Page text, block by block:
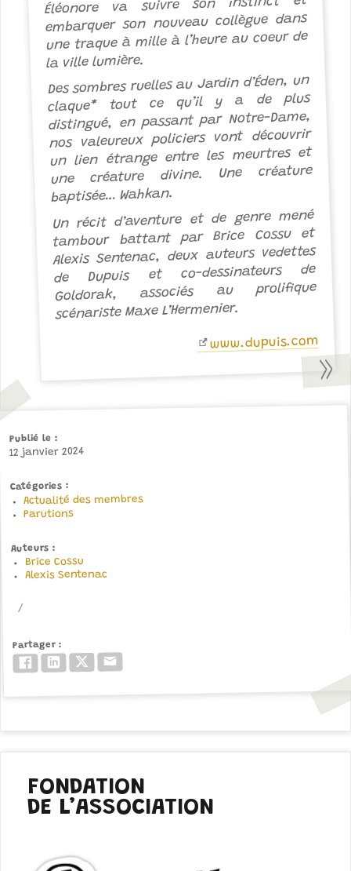
Éléonore va suivre son instinct et
embarquer son nouveau collègue dans
une traque à mille à l’heure au coeur de
la ville lumière.
Des sombres ruelles au Jardin d’Éden, un
claque* tout ce qu’il y a de plus
distingué, en passant par Notre-Dame,
nos valeureux policiers vont découvrir
un lien étrange entre les meurtres et
une créature divine. Une créature
baptisée… Wahkan.
Un récit d’aventure et de genre mené
tambour battant par Brice Cossu et
Alexis Sentenac, deux auteurs vedettes
de Dupuis et co-dessinateurs de
Goldorak, associés au prolifique
scénariste Maxe L’Hermenier.
www.dupuis.com
Publié le
12 janvier 2024
Catégories
Actualité des membres
Parutions
Auteurs
Brice Cossu
Alexis Sentenac
Partager
FacebookLinkedInTwitter/X
FONDATION
DE L’ASSOCIATION